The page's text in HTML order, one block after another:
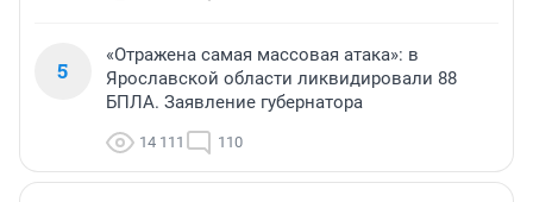
5
«Отражена самая массовая атака»: в
Ярославской области ликвидировали 88
БПЛА. Заявление губернатора
14 111 110